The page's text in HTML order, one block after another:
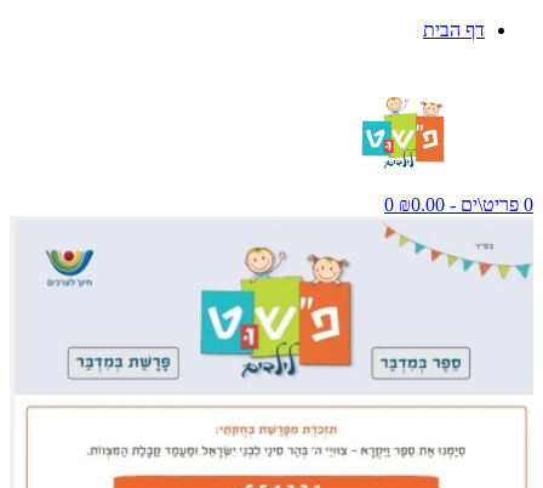
דף הבית
0 פריט\ים - ₪0.00 0